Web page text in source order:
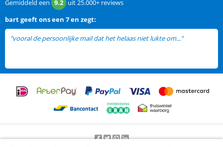
Gemiddeld een 9.2 uit25.000+ reviews
bartgeeft ons een 7 en zegt:
"vooral de persoonlijke mail dat het helaas niet lukte om..."